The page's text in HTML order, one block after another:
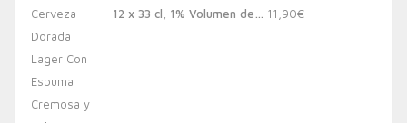
12 x 33 cl, 1% Volumen de… 11,90€